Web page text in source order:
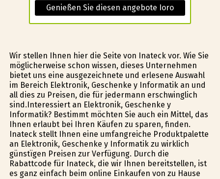
Genießen Sie diesen angebote Ioro
Wir stellen Ihnen hier die Seite von Inateck vor. Wie Sie
möglicherweise schon wissen, dieses Unternehmen
bietet uns eine ausgezeichnete und erlesene Auswahl
im Bereich Elektronik, Geschenke y Informatik an und
all dies zu Preisen, die für jedermann erschwinglich
sind.Interessiert an Elektronik, Geschenke y
Informatik? Bestimmt möchten Sie auch ein Mittel, das
Ihnen erlaubt bei Ihren Käufen zu sparen, finden.
Inateck stellt Ihnen eine umfangreiche Produktpalette
an Elektronik, Geschenke y Informatik zu wirklich
günstïgen Preisen zur Verfügung. Durch die
Rabattcode für Inateck, die wir Ihnen bereitstellen, ist
es ganz einfach beim online Einkaufen von zu Hause